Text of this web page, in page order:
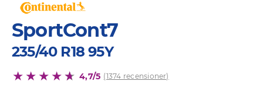
SportCont7
235/40 R18 95Y
4,7/5 (1374 recensioner)